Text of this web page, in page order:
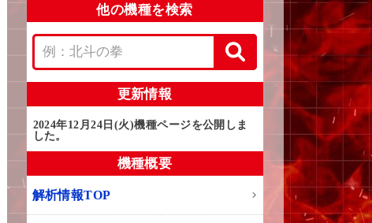
他の機種を検索
更新情報
2024年12月24日(火)機種ページを公開しま
した。
機種概要
解析情報TOP